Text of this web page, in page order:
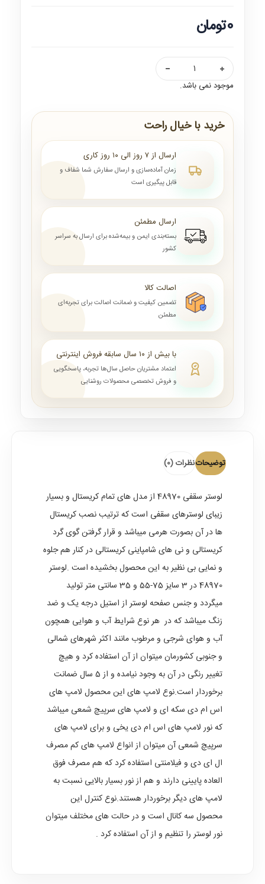
0تومان
موجود نمی باشد.
خرید با خیال راحت
ارسال از ۷ روز الی ۱۰ روز کاری
زمان آماده‌سازی و ارسال سفارش شما شفاف و
قابل پیگیری است
ارسال مطمئن
بسته‌بندی ایمن و بیمه‌شده برای ارسال به سراسر
کشور
اصالت کالا
تضمین کیفیت و ضمانت اصالت برای تجربه‌ای
مطمئن
با بیش از ۱۰ سال سابقه فروش اینترنتی
اعتماد مشتریان حاصل سال‌ها تجربه، پاسخگویی
و فروش تخصصی محصولات روشنایی
توضیحاتنظرات (0)
لوستر سقفی 48970 از مدل های تمام کریستال و بسیار
زیبای لوسترهای سقفی است که ترتیب نصب کریستال
ها در آن بصورت هرمی میباشد و قرار گرفتن گوی گرد
کریستالی و نی های شامپاینی کریستالی در کنار هم جلوه
و نمایی بی نظیر به این محصول بخشیده است .لوستر
48970 در 3 سایز 75-55 و 35 سانتی متر تولید
میگردد و جنس صفحه لوستر از استیل درجه یک و ضد
زنگ میباشد که در هر نوع شرایط آب و هوایی همچون
آب و هوای شرجی و مرطوب مانند اکثر شهرهای شمالی
و جنوبی کشورمان میتوان از آن استفاده کرد و هیچ
تغییر رنگی در آن به وجود نیامده و از 5 سال ضمانت
برخوردار است.نوع لامپ های این محصول لامپ های
اس ام دی سکه ای و لامپ های سرپیچ شمعی میباشد
که نور لامپ های اس ام دی یخی و برای لامپ های
سرپیچ شمعی آن میتوان از انواع لامپ های کم مصرف
ال ای دی و فیلامنتی استفاده کرد که هم مصرف فوق
العاده پایینی دارند و هم از نور بسیار بالایی نسبت به
لامپ های دیگر برخوردار هستند.نوع کنترل این
محصول سه کانال است و در حالت های مختلف میتوان
نور لوستر را تنظیم و از آن استفاده کرد .